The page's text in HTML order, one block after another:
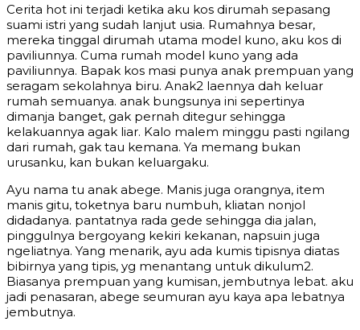
Cerita hot ini terjadi ketika aku kos dirumah sepasang
suami istri yang sudah lanjut usia. Rumahnya besar,
mereka tinggal dirumah utama model kuno, aku kos di
paviliunnya. Cuma rumah model kuno yang ada
paviliunnya. Bapak kos masi punya anak prempuan yang
seragam sekolahnya biru. Anak2 laennya dah keluar
rumah semuanya. anak bungsunya ini sepertinya
dimanja banget, gak pernah ditegur sehingga
kelakuannya agak liar. Kalo malem minggu pasti ngilang
dari rumah, gak tau kemana. Ya memang bukan
urusanku, kan bukan keluargaku.
Ayu nama tu anak abege. Manis juga orangnya, item
manis gitu, toketnya baru numbuh, kliatan nonjol
didadanya. pantatnya rada gede sehingga dia jalan,
pinggulnya bergoyang kekiri kekanan, napsuin juga
ngeliatnya. Yang menarik, ayu ada kumis tipisnya diatas
bibirnya yang tipis, yg menantang untuk dikulum2.
Biasanya prempuan yang kumisan, jembutnya lebat. aku
jadi penasaran, abege seumuran ayu kaya apa lebatnya
jembutnya.